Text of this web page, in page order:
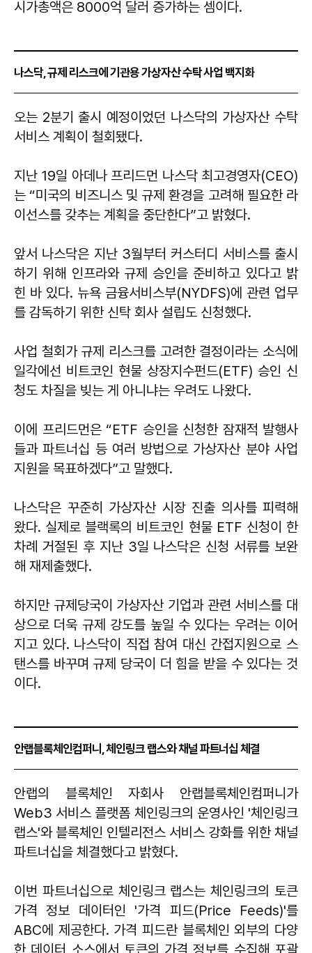
시가총액은 8000억 달러 증가하는 셈이다.
나스닥, 규제 리스크에 기관용 가상자산 수탁 사업 백지화
오는 2분기 출시 예정이었던 나스닥의 가상자산 수탁
서비스 계획이 철회됐다.
지난 19일 아데나 프리드먼 나스닥 최고경영자(CEO)
는 “미국의 비즈니스 및 규제 환경을 고려해 필요한 라
이선스를 갖추는 계획을 중단한다”고 밝혔다.
앞서 나스닥은 지난 3월부터 커스터디 서비스를 출시
하기 위해 인프라와 규제 승인을 준비하고 있다고 밝
힌 바 있다. 뉴욕 금융서비스부(NYDFS)에 관련 업무
를 감독하기 위한 신탁 회사 설립도 신청했다.
사업 철회가 규제 리스크를 고려한 결정이라는 소식에
일각에선 비트코인 현물 상장지수펀드(ETF) 승인 신
청도 차질을 빚는 게 아니냐는 우려도 나왔다.
이에 프리드먼은 “ETF 승인을 신청한 잠재적 발행사
들과 파트너십 등 여러 방법으로 가상자산 분야 사업
지원을 목표하겠다”고 말했다.
나스닥은 꾸준히 가상자산 시장 진출 의사를 피력해
왔다. 실제로 블랙록의 비트코인 현물 ETF 신청이 한
차례 거절된 후 지난 3일 나스닥은 신청 서류를 보완
해 재제출했다.
하지만 규제당국이 가상자산 기업과 관련 서비스를 대
상으로 더욱 규제 강도를 높일 수 있다는 우려는 이어
지고 있다. 나스닥이 직접 참여 대신 간접지원으로 스
탠스를 바꾸며 규제 당국이 더 힘을 받을 수 있다는 것
이다.
안랩블록체인컴퍼니, 체인링크 랩스와 채널 파트너십 체결
안랩의 블록체인 자회사 안랩블록체인컴퍼니가
Web3 서비스 플랫폼 체인링크의 운영사인 '체인링크
랩스'와 블록체인 인텔리전스 서비스 강화를 위한 채널
파트너십을 체결했다고 밝혔다.
이번 파트너십으로 체인링크 랩스는 체인링크의 토큰
가격 정보 데이터인 '가격 피드(Price Feeds)'를
ABC에 제공한다. 가격 피드란 블록체인 외부의 다양
한 데이터 소스에서 토큰의 가격 정보를 수집해 포괄